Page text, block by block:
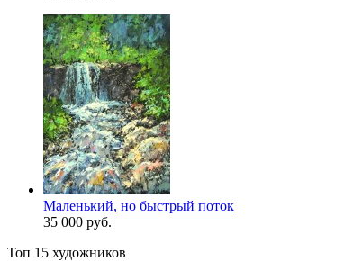
Маленький, но быстрый поток
35 000 руб.
Топ 15 художников